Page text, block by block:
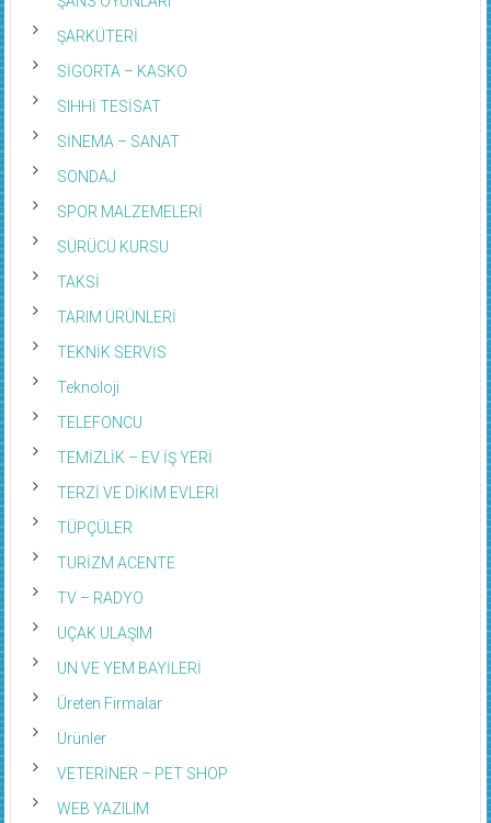
ŞARKÜTERİ
SİGORTA – KASKO
SIHHİ TESİSAT
SİNEMA – SANAT
SONDAJ
SPOR MALZEMELERİ
SÜRÜCÜ KURSU
TAKSİ
TARIM ÜRÜNLERİ
TEKNİK SERVİS
Teknoloji
TELEFONCU
TEMİZLİK – EV İŞ YERİ
TERZİ VE DİKİM EVLERİ
TÜPÇÜLER
TURİZM ACENTE
TV – RADYO
UÇAK ULAŞIM
UN VE YEM BAYİLERİ
Üreten Firmalar
Ürünler
VETERİNER – PET SHOP
WEB YAZILIM